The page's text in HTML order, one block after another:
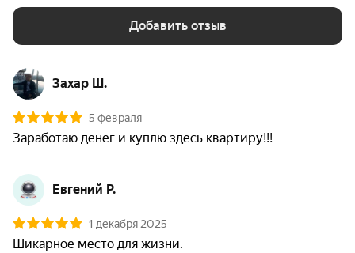
Добавить отзыв
Захар Ш.
5 февраля
Заработаю денег и куплю здесь квартиру!!!
Евгений Р.
1 декабря 2025
Шикарное место для жизни.